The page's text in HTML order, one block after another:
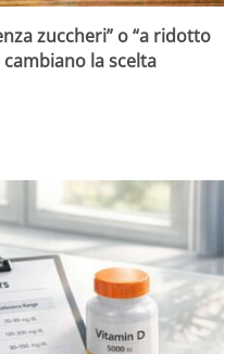
zuccheri” o “a ridotto
la scelta